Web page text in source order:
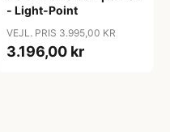
- Light-Point
VEJL. PRIS 3.995,00 KR
3.196,00 kr